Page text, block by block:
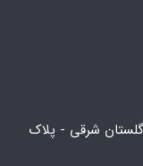
شرقی - پلاک